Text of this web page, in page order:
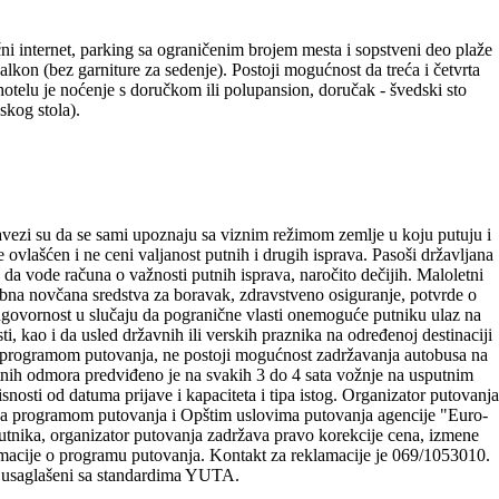
internet, parking sa ograničenim brojem mesta i sopstveni deo plaže
(bez garniture za sedenje). Postoji mogućnost da treća i četvrta
je noćenje s doručkom ili polupansion, doručak - švedski sto
stola).
su da se sami upoznaju sa viznim režimom zemlje u koju putuju i
i ne ceni valjanost putnih i drugih isprava. Pasoši državljana
vode računa o važnosti putnih isprava, naročito dečijih. Maloletni
novčana sredstva za boravak, zdravstveno osiguranje, potvrde o
u slučaju da pogranične vlasti onemoguće putniku ulaz na
kao i da usled državnih ili verskih praznika na određenoj destinaciji
putovanja, ne postoji mogućnost zadržavanja autobusa na
odmora predviđeno je na svakih 3 do 4 sata vožnje na usputnim
od datuma prijave i kapaciteta i tipa istog. Organizator putovanja
programom putovanja i Opštim uslovima putovanja agencije "Euro-
organizator putovanja zadržava pravo korekcije cena, izmene
o programu putovanja. Kontakt za reklamacije je 069/1053010.
sa standardima YUTA.